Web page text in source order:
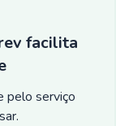
facilita
pelo serviço